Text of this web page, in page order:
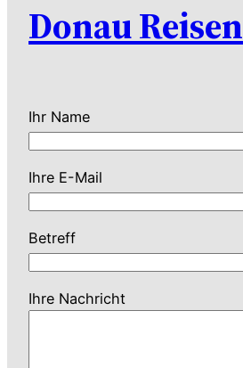
Donau Reisen
Ihr Name
Ihre E-Mail
Betreff
Ihre Nachricht